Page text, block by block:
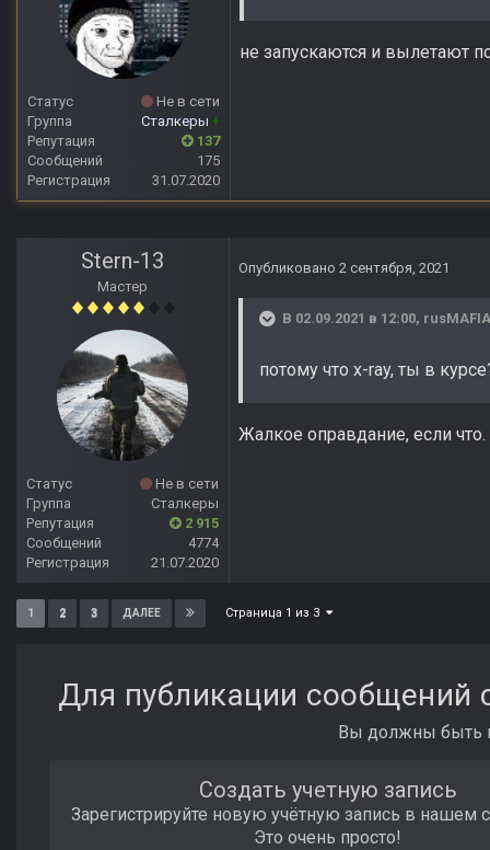
Статус
Не в сети
Группа
Сталкеры +
Репутация
137
Сообщений
175
Регистрация
31.07.2020
не запускаются и вылетают
Stern-13
Мастер
Статус
Не в сети
Группа
Сталкеры
Репутация
2 915
Сообщений
4774
Регистрация
21.07.2020
Опубликовано 2 сентября, 2021
В 02.09.2021 в 12:00, rusMAFIA
потому что x-ray, ты в
Жалкое оправдание, если что.
1 2 3 ДАЛЕЕ Страница 1 из 3
Для публикации сообщений
Вы должны быть
Создать учетную запись
Зарегистрируйте новую учётную запись в нашем
Это очень просто!